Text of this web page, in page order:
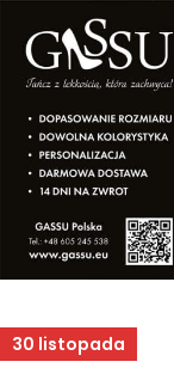
30 listopada